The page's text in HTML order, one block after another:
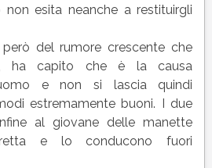
non esita neanche a restituirgli
del rumore crescente che
ha capito che è la causa
e non si lascia quindi
estremamente buoni. I due
al giovane delle manette
e lo conducono fuori